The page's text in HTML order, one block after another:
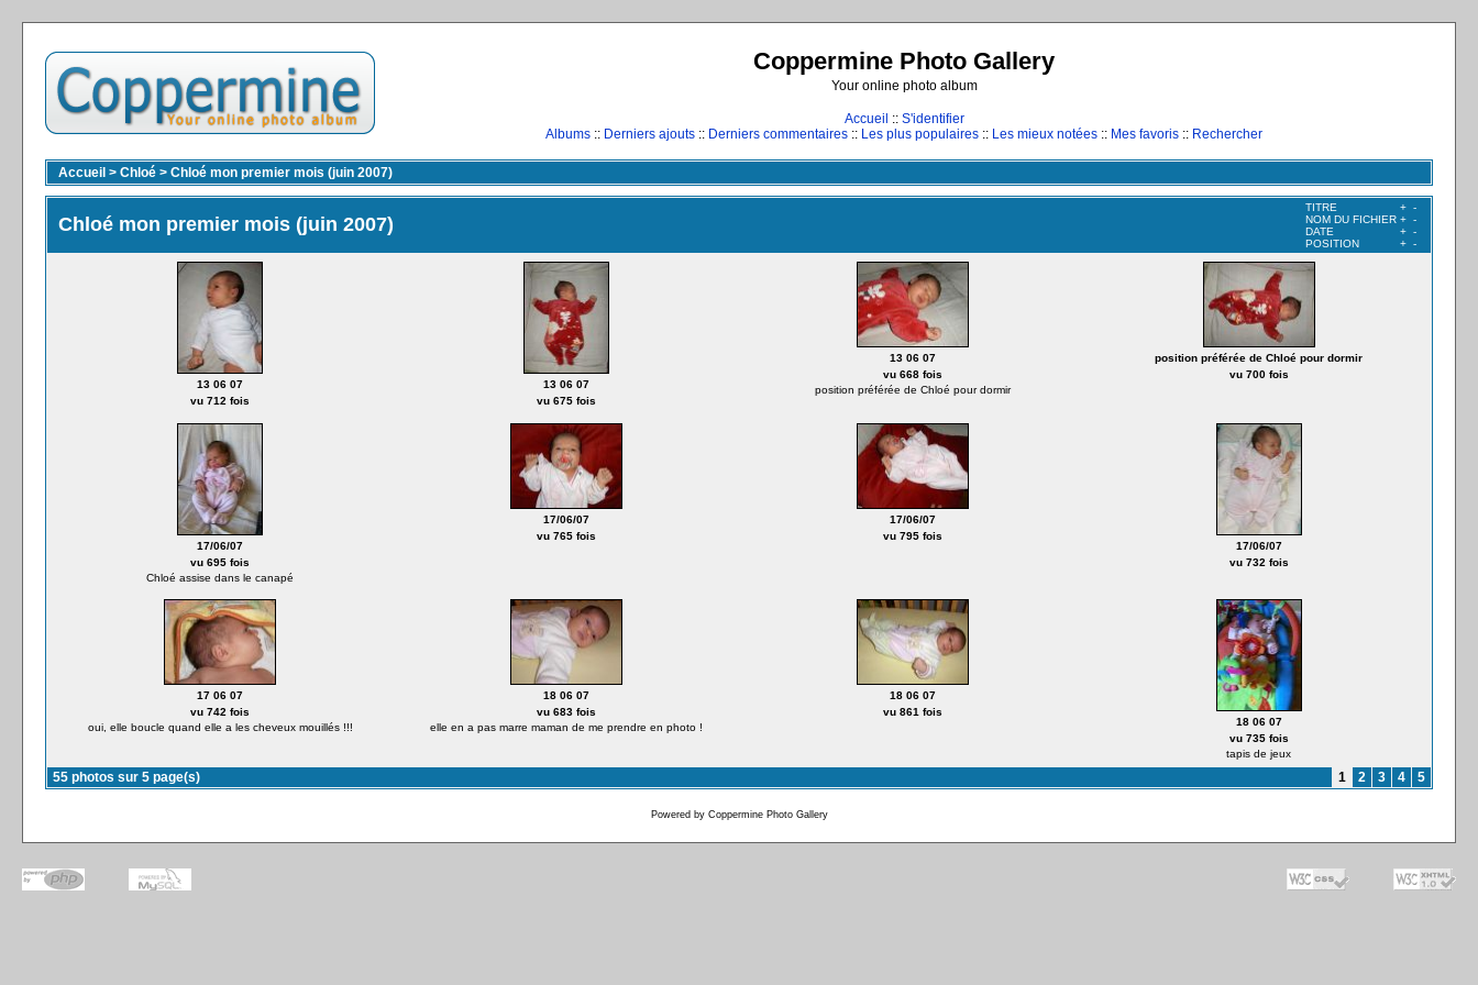
Coppermine Photo Gallery
Your online photo album
Accueil :: S'identifier
Albums :: Derniers ajouts :: Derniers commentaires :: Les plus populaires :: Les mieux notées :: Mes favoris :: Rechercher
Accueil > Chloé > Chloé mon premier mois (juin 2007)
Chloé mon premier mois (juin 2007)
TITRE + -
NOM DU FICHIER + -
DATE
+ -
POSITION
+ -
13 06 07
vu 712 fois
13 06 07
vu 675 fois
13 06 07
vu 668 fois
position préférée de Chloé pour dormir
position préférée de Chloé pour dormir
vu 700 fois
17/06/07
vu 695 fois
Chloé assise dans le canapé
17/06/07
vu 765 fois
17/06/07
vu 795 fois
17/06/07
vu 732 fois
17 06 07
vu 742 fois
oui, elle boucle quand elle a les cheveux mouillés !!!
18 06 07
vu 683 fois
elle en a pas marre maman de me prendre en photo !
18 06 07
vu 861 fois
18 06 07
vu 735 fois
tapis de jeux
55 photos sur 5 page(s) 1 2 3 4 5
Powered by Coppermine Photo Gallery